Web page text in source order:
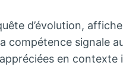
d’évolution,
compétence signale
en contexte